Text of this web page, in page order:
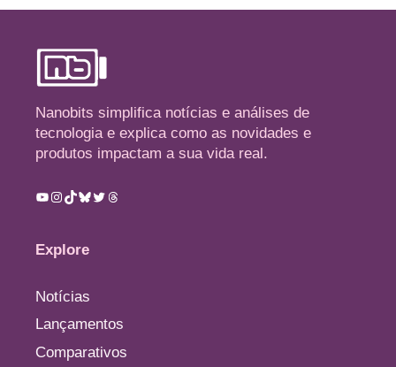
Nanobits simplifica notícias e análises de
tecnologia e explica como as novidades e
produtos impactam a sua vida real.
Youtube
Instagram
TikTok
Bluesky
TwitterThreads
Explore
Notícias
Lançamentos
Comparativos